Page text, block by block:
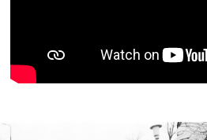
Ventos-Dubysos kanalas
Kulpės upė